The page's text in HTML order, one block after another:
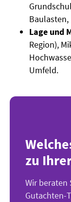
Lage und
Region),
Umfeld.
zu
Wir beraten
Gutachten-